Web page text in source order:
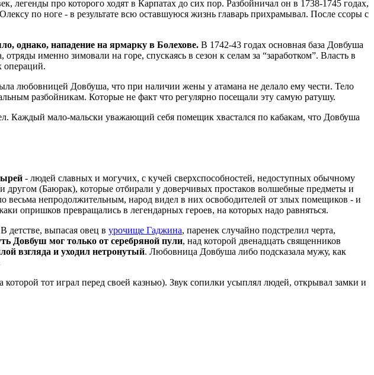
легенды про которого ходят в Карпатах до сих пор. Разбойничал он в 1738-1745 годах,
по ноге - в результате всю оставшуюся жизнь главарь прихрамывал. После ссоры с
однако, нападение на ярмарку в Болехове. В 1742-43 годах основная база Довбуша
именно зимовали на горе, спускаясь в сезон к селам за “заработком”. Власть в
операций.
любовницей Довбуша, что при наличии жены у атамана не делало ему чести. Тело
разбойникам. Которые не факт что регулярно посещали эту самую ратушу.
Каждый мало-мальски уважающий себя помещик хвастался по кабакам, что Довбуша
- людей славных и могучих, с кучей сверхспособностей, недоступных обычному
(Баюрак), которые отбирали у доверчивых простаков волшебные предметы и
весьма непродолжительным, народ видел в них освободителей от злых помещиков - и
опришков превращались в легендарных героев, на которых надо равняться.
детстве, выпасая овец в урочище Гаджина, паренек случайно подстрелил черта,
Довбуш мог только от серебряной пули, над которой двенадцать священников
взгляда и уходил нетронутый. Любовница Довбуша либо подсказала мужу, как
тот играл перед своей казнью). Звук сопилки усыплял людей, открывал замки и